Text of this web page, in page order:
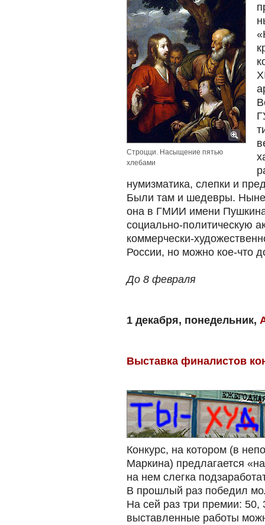
Строцци. Насыщение пятью
хлебами
нумизматика, слепки и
Были там и шедевры. Ныне
она в ГМИИ имени
социально-политическую
коммерчески-
России, но можно кое-что
До 8 февраля
1 декабря, понедельник,
Выставка финалистов
Конкурс, на котором (в
Маркина) предлагается
на нем слегка
В прошлый раз победил
На сей раз три премии: 50,
выставленные работы